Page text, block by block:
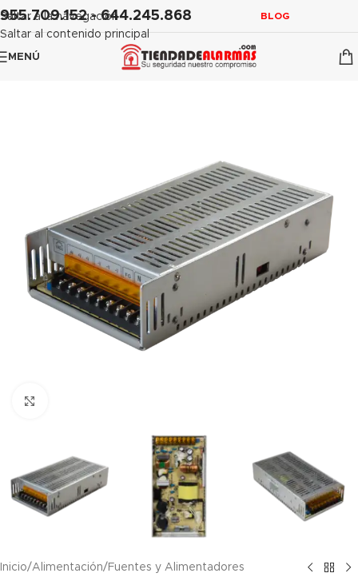
contenido
Saltar a la navegación
Saltar al contenido principal
955.709.152 - 644.245.868 BLOG
MENÚ
Inicio/Alimentación/ Fuentes y Alimentadores